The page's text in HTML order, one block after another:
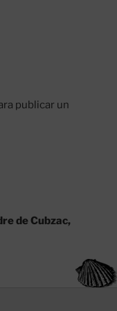
publicar un
de Cubzac,